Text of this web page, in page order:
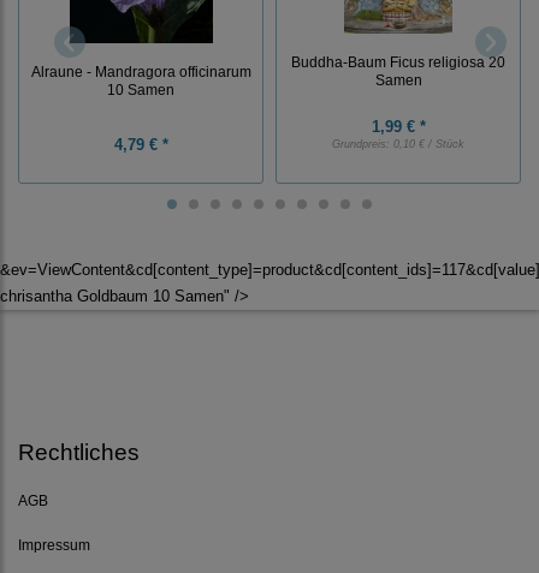
Alraune - Mandragora officinarum
10 Samen
4,79 € *
Buddha-Baum Ficus religiosa 20
Samen
1,99 € *
Grundpreis: 0,10 € / Stück
chrisantha Goldbaum 10 Samen" />
Rechtliches
AGB
Impressum